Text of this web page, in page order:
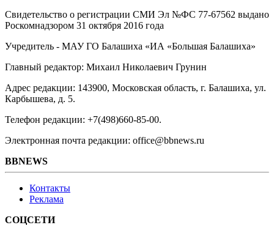
Свидетельство о регистрации СМИ Эл №ФС ‎77-67562 выдано
Роскомнадзором 31 октября 2016 года
Учредитель - МАУ ГО Балашиха «ИА «Большая Балашиха»
Главный редактор: Михаил Николаевич Грунин
Адрес редакции: 143900, Московская область, г. Балашиха, ул.
Карбышева, д. 5.
Телефон редакции: +7(498)660-85-00.
Электронная почта редакции: office@bbnews.ru
BBNEWS
Контакты
Реклама
СОЦСЕТИ